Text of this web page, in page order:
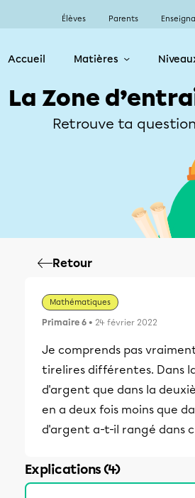
Élèves Parents
Accueil Matières
La Zone
Retrouve ta
Retour
Mathématiques
Primaire 6 • 24 février 2022
Je comprends pas
tirelires différentes. Dans
d'argent que dans la
en a deux fois moins que
d'argent a-t-il rangé dans
Explications (4)